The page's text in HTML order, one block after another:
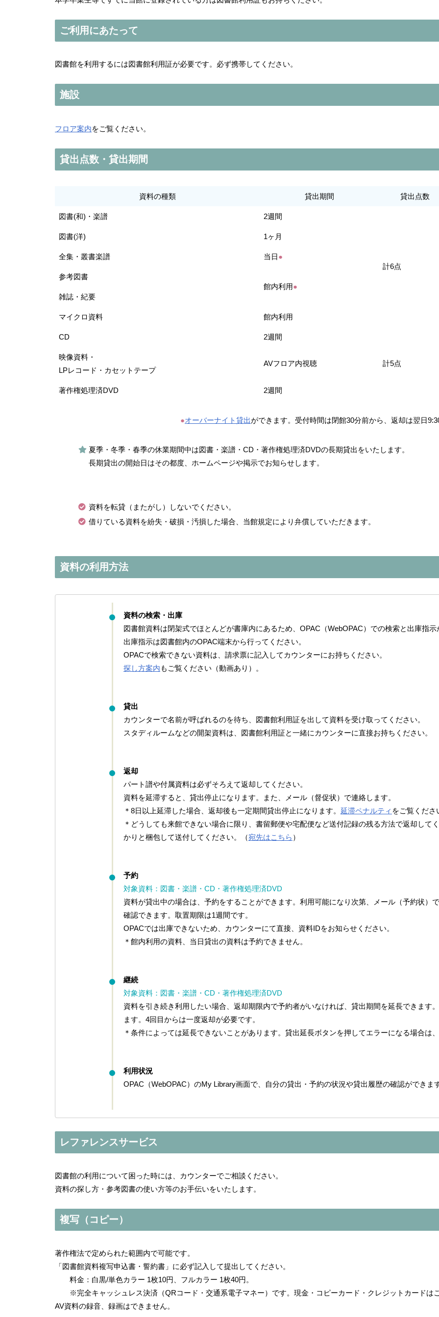
ご利用にあたって
図書館を利用するには図書館利用証が必要です。必ず携帯してください。
施設
フロア案内をご覧ください。
貸出点数・貸出期間
資料の種類 貸出期間 貸出点数
図書(和)・楽譜 2週間
計6点
図書(洋) 1ヶ月
全集・叢書楽譜 当日●
参考図書
館内利用●
雑誌・紀要
マイクロ資料 館内利用
CD 2週間
計5点
映像資料・
LPレコード・カセットテープ
AVフロア内視聴
著作権処理済DVD 2週間
●オーバーナイト貸出ができます。受付時間は閉館30分前から、返却は翌日
夏季・冬季・春季の休業期間中は図書・楽譜・CD・著作権処理済DVDの長期貸出をいたします。
長期貸出の開始日はその都度、ホームページや掲示でお知らせします。
資料を転貸（またがし）しないでください。
借りている資料を紛失・破損・汚損した場合、当館規定により弁償していただきます。
資料の利用方法
資料の検索・出庫
図書館資料は閉架式でほとんどが書庫内にあるため、OPAC（WebOPAC）での検索と出庫指示
出庫指示は図書館内のOPAC端末から行ってください。
OPACで検索できない資料は、請求票に記入してカウンターにお持ちください。
探し方案内もご覧ください（動画あり）。
貸出
カウンターで名前が呼ばれるのを待ち、図書館利用証を出して資料を受け取ってください。
スタディルームなどの開架資料は、図書館利用証と一緒にカウンターに直接お持ちください。
返却
パート譜や付属資料は必ずそろえて返却してください。
資料を延滞すると、貸出停止になります。また、メール（督促状）で連絡します。
＊8日以上延滞した場合、返却後も一定期間貸出停止になります。 延滞ペナルティ をご覧くださ
＊どうしても来館できない場合に限り、書留郵便や宅配便など送付記録の残る方法で返却して
かりと梱包して送付してください。（宛先はこちら ）
予約
対象資料：図書・楽譜・CD・著作権処理済DVD
資料が貸出中の場合は、予約をすることができます。利用可能になり次第、メール（予約状）
確認できます。取置期限は1週間です。
OPACでは出庫できないため、カウンターにて直接、資料IDをお知らせください。
＊館内利用の資料、当日貸出の資料は予約できません。
継続
対象資料：図書・楽譜・CD・著作権処理済DVD
資料を引き続き利用したい場合、返却期限内で予約者がいなければ、貸出期間を延長できます
ます。4回目からは一度返却が必要です。
＊条件によっては延長できないことがあります。貸出延長ボタンを押してエラーになる場合は
利用状況
OPAC（WebOPAC）のMy Library画面で、自分の貸出・予約の状況や貸出履歴の確認ができます
レファレンスサービス
図書館の利用について困った時には、カウンターでご相談ください。
資料の探し方・参考図書の使い方等のお手伝いをいたします。
複写（コピー）
著作権法で定められた範囲内で可能です。
「図書館資料複写申込書・誓約書」に必ず記入して提出してください。
料金：白黒/単色カラー 1枚10円、フルカラー 1枚40円。
※完全キャッシュレス決済（QRコード・交通系電子マネー）です。現金・コピーカード・クレジットカードはご
AV資料の録音、録画はできません。